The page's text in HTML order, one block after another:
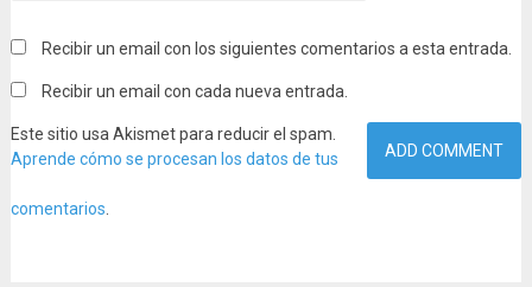
Recibir un email con los siguientes comentarios a esta entrada.
Recibir un email con cada nueva entrada.
Este sitio usa Akismet para reducir el spam.
Aprende cómo se procesan los datos de tus
comentarios